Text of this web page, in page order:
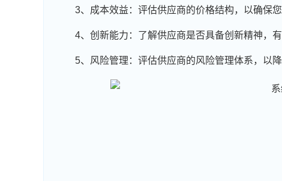
3、成本效益：评估供应商的价格结构，以确保您
4、创新能力：了解供应商是否具备创新精神，
5、风险管理：评估供应商的风险管理体系，以